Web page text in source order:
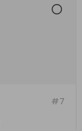
#7